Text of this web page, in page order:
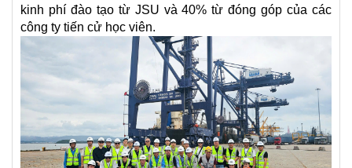
kinh phí đào tạo từ JSU và 40% từ đóng góp của các
công ty tiến cử học viên.